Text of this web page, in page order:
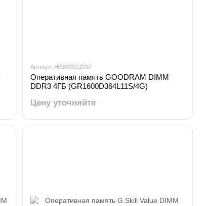
Артикул: H00000012037
Оперативная память GOODRAM DIMM
DDR3 4ГБ (GR1600D364L11S/4G)
Цену уточняйте